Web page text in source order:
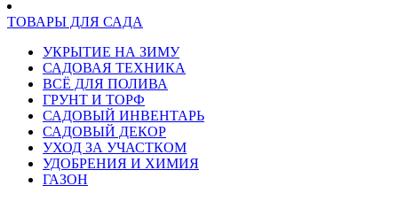
ТОВАРЫ ДЛЯ САДА
УКРЫТИЕ НА ЗИМУ
САДОВАЯ ТЕХНИКА
ВСЁ ДЛЯ ПОЛИВА
ГРУНТ И ТОРФ
САДОВЫЙ ИНВЕНТАРЬ
САДОВЫЙ ДЕКОР
УХОД ЗА УЧАСТКОМ
УДОБРЕНИЯ И ХИМИЯ
ГАЗОН